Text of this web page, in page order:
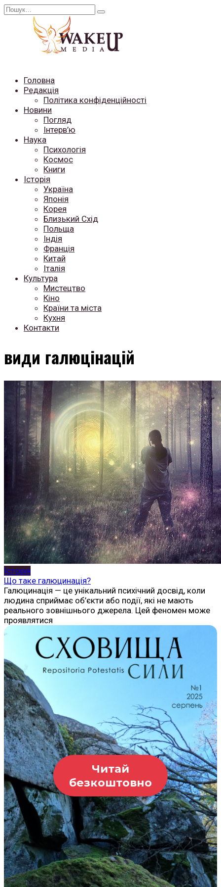
Перейти
Search
Головна
Редакція
Політика конфіденційності
Новини
Погляд
Інтерв’ю
Наука
Психологія
Космос
Книги
Історія
Україна
Японія
Корея
Близький Схід
Польща
Індія
Франція
Китай
Італія
Культура
Мистецтво
Кіно
Країни та міста
Кухня
Контакти
види галюцінацій
Історія
Що таке галюцинація?
Галюцинація — це унікальний психічний досвід, коли
людина сприймає об’єкти або події, які не мають
реального зовнішнього джерела. Цей феномен може
проявлятися
Читай
безкоштовно